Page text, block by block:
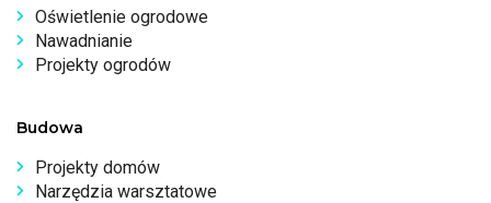
Oświetlenie ogrodowe
Nawadnianie
Projekty ogrodów
Budowa
Projekty domów
Narzędzia warsztatowe